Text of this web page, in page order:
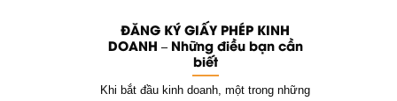
ĐĂNG KÝ GIẤY PHÉP KINH
DOANH – Những điều bạn cần
biết
Khi bắt đầu kinh doanh, một trong những